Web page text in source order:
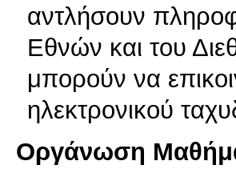
αντλήσουν
Εθνών και του
μπορούν να
ηλεκτρονικού
Οργάνωση